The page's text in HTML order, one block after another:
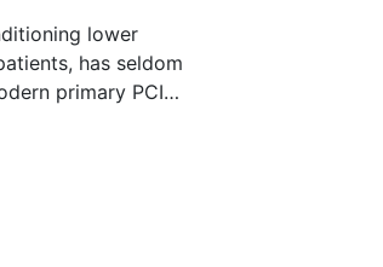
lower
has seldom
primary PCI
is a large-scale
among
19 pandemic.